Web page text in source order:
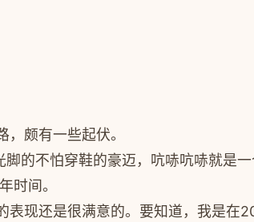
，颇有一些起伏。
脚的不怕穿鞋的豪迈，吭哧吭哧就是
时间。
表现还是很满意的。要知道，我是在